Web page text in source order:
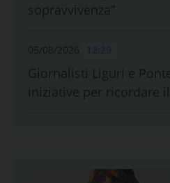
sopravvivenza”
05/08/2026
Giornalisti Liguri e
iniziative per ricordare